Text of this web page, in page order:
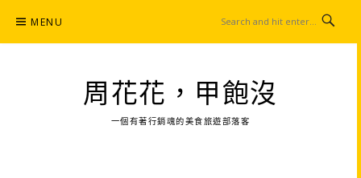
content
MENU
周花花，甲飽沒
一個有著行銷魂的美食旅遊部落客